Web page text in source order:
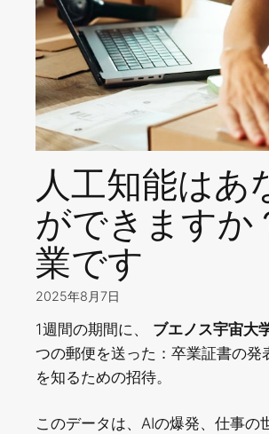
人工知能はあ
ができますか
業です
2025年8月7日
1週間の期間に、 ブエノス宇宙大
つの郵便を送った：卒業証書の発
を知るための招待。
このデータは、AIの爆発、仕事